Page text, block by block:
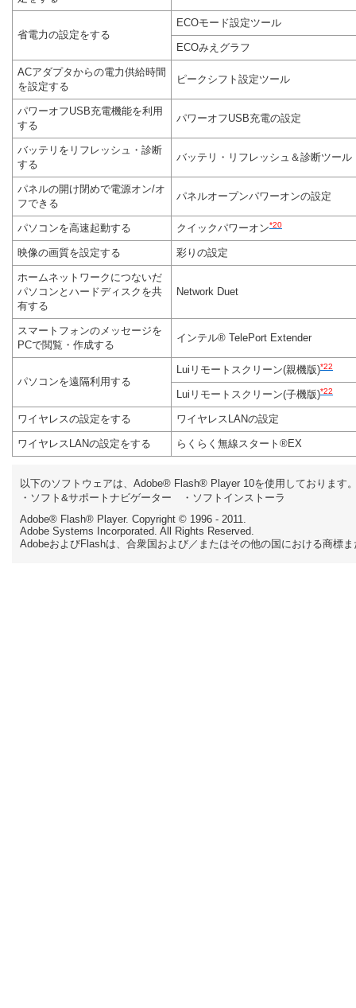
省電力の設定をする
ECOモード設定ツール
ECOみえグラフ
ACアダプタからの電力供給時間
を設定する
ピークシフト設定ツール
パワーオフUSB充電機能を利用
する
パワーオフUSB充電の設定
バッテリをリフレッシュ・診断
する
バッテリ・リフレッシュ＆診断ツール
パネルの開け閉めで電源オン/オ
フできる
パネルオープンパワーオンの設定
パソコンを高速起動する クイックパワーオン*20
映像の画質を設定する 彩りの設定
ホームネットワークにつないだ
パソコンとハードディスクを共
有する
Network Duet
スマートフォンのメッセージを
PCで閲覧・作成する
インテル® TelePort Extender
パソコンを遠隔利用する
Luiリモートスクリーン(親機版)*22
Luiリモートスクリーン(子機版)*22
ワイヤレスの設定をする ワイヤレスLANの設定
ワイヤレスLANの設定をする らくらく無線スタート®EX
以下のソフトウェアは、Adobe® Flash® Player 10を使用しております
・ソフト&サポートナビゲーター ・ソフトインストーラ
Adobe® Flash® Player. Copyright © 1996 - 2011.
Adobe Systems Incorporated. All Rights Reserved.
AdobeおよびFlashは、合衆国および／またはその他の国における商標